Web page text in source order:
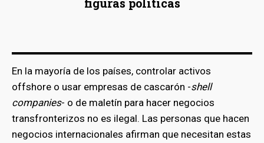
En la mayoría de los países, controlar activos
offshore o usar empresas de cascarón -shell
companies- o de maletín para hacer negocios
transfronterizos no es ilegal. Las personas que hacen
negocios internacionales afirman que necesitan estas